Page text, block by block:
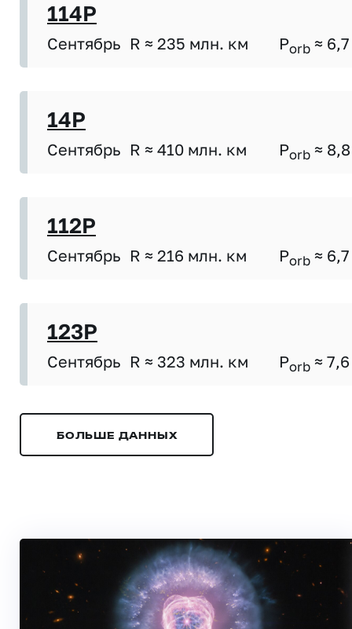
114P
Сентябрь R ≈ 235 млн. км Porb ≈ 6,7
14P
Сентябрь R ≈ 410 млн. км Porb ≈ 8,8
112P
Сентябрь R ≈ 216 млн. км Porb ≈ 6,7
123P
Сентябрь R ≈ 323 млн. км Porb ≈ 7,6
БОЛЬШЕ ДАННЫХ